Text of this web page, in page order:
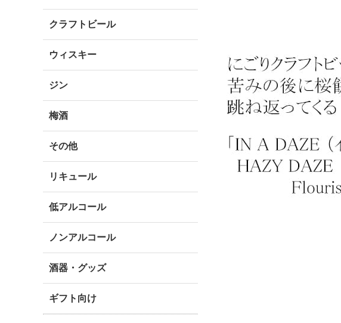
クラフトビール
ウィスキー
ジン
梅酒
その他
リキュール
低アルコール
ノンアルコール
酒器・グッズ
ギフト向け